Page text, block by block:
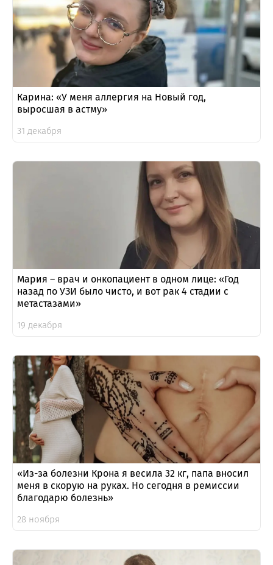
Карина: «У меня аллергия на Новый год,
выросшая в астму»
31 декабря
Мария – врач и онкопациент в одном лице: «Год
назад по УЗИ было чисто, и вот рак 4 стадии с
метастазами»
19 декабря
«Из-за болезни Крона я весила 32 кг, папа вносил
меня в скорую на руках. Но сегодня в ремиссии
благодарю болезнь»
28 ноября